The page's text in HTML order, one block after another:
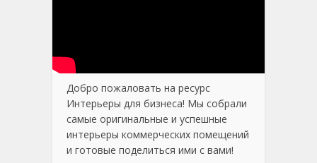
Добро пожаловать на ресурс
Интерьеры для бизнеса! Мы собрали
самые оригинальные и успешные
интерьеры коммерческих помещений
и готовые поделиться ими с вами!